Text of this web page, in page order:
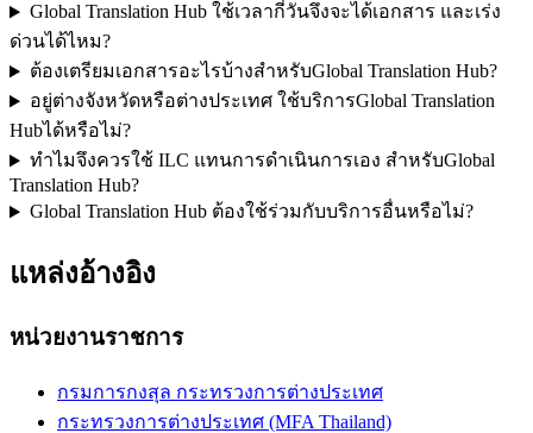
Global Translation Hub ใช้เวลากี่วันจึงจะได้เอกสาร และเร่ง
ด่วนได้ไหม?
ต้องเตรียมเอกสารอะไรบ้างสำหรับGlobal Translation Hub?
อยู่ต่างจังหวัดหรือต่างประเทศ ใช้บริการGlobal Translation
Hubได้หรือไม่?
ทำไมจึงควรใช้ ILC แทนการดำเนินการเอง สำหรับGlobal
Translation Hub?
Global Translation Hub ต้องใช้ร่วมกับบริการอื่นหรือไม่?
แหล่งอ้างอิง
หน่วยงานราชการ
กรมการกงสุล กระทรวงการต่างประเทศ
กระทรวงการต่างประเทศ (MFA Thailand)